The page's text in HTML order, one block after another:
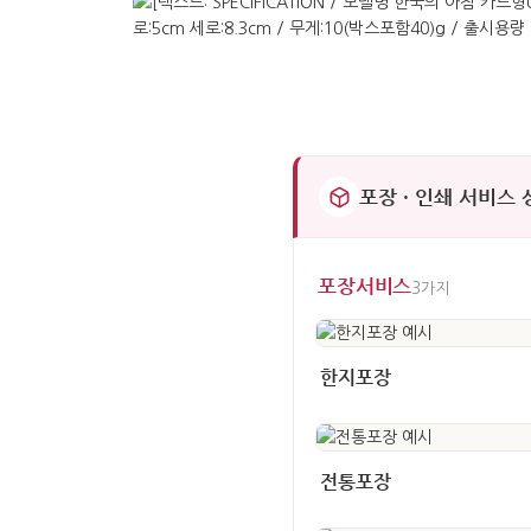
포장 · 인쇄 서비스
포장서비스3가지
한지포장
전통포장